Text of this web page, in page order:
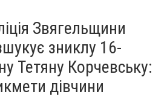
Звягельщини
зниклу 16-
Тетяну Корчевську:
дівчини